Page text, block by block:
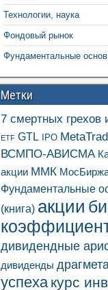
Технологии, наука
Фондовый рынок
Фундаментальные
Метки
7 смертных грехов
ETF GTL IPO
ВСМПО-АВИСМА
акции ММК
Фундаментальные
(книга) акции
дивидендные
дивиденды
успеха курс